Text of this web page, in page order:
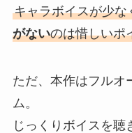
キャラボイスが少な
がないのは惜しいポ
ただ、本作はフルオ
ム。
じっくりボイスを聴